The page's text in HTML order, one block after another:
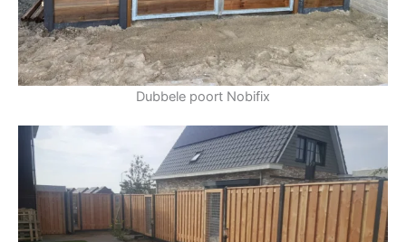
Dubbele poort Nobifix